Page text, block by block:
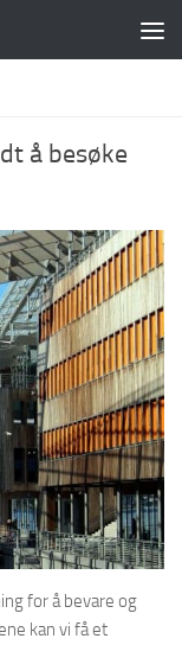
å besøke
for å bevare og
kan vi få et